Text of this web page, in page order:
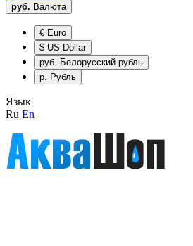
руб. Валюта
€ Euro
$ US Dollar
руб. Белорусский рубль
р. Рубль
Язык
Ru En